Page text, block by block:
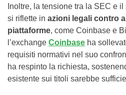
Inoltre, la tensione tra la SEC e
si riflette in azioni legali contro
piattaforme, come Coinbase e
l’exchange Coinbase ha
requisiti normativi nel suo
ha respinto la richiesta,
esistente sui titoli sarebbe